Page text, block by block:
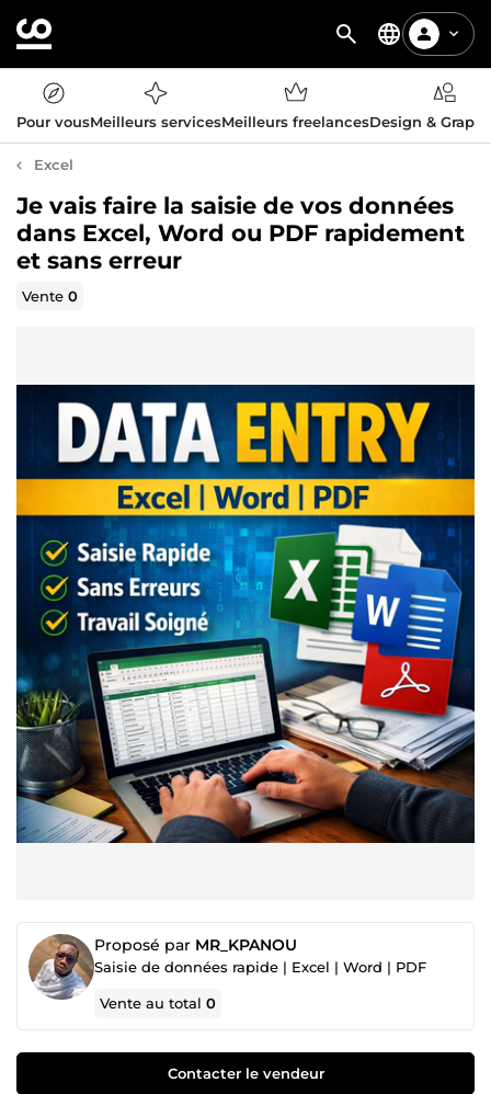
Pour vousMeilleurs servicesMeilleurs freelancesDesign &
Excel
Je vais faire la saisie de vos données
dans Excel, Word ou PDF rapidement
et sans erreur
Vente0
Proposé par MR_KPANOU
Saisie de données rapide | Excel | Word | PDF
Vente au total0
Contacter le vendeur